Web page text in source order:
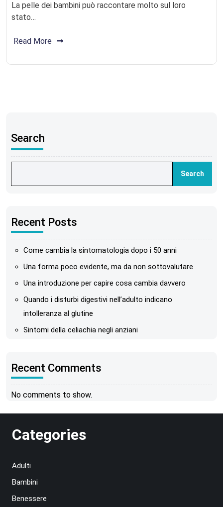
La pelle dei bambini può raccontare molto sul loro
stato…
Read More
Search
Search
Recent Posts
Come cambia la sintomatologia dopo i 50 anni
Una forma poco evidente, ma da non sottovalutare
Una introduzione per capire cosa cambia davvero
Quando i disturbi digestivi nell’adulto indicano
intolleranza al glutine
Sintomi della celiachia negli anziani
Recent Comments
No comments to show.
Categories
Adulti
Bambini
Benessere